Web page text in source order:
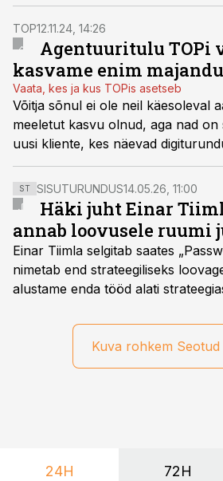
TOP12.11.24, 14:26
Agentuuritulu TOPi
kasvame enim
Vaata, kes ja kus TOPis asetseb
Võitja sõnul ei ole neil käesoleval
meeletut kasvu olnud, aga nad on
uusi kliente, kes näevad
müügitulemusi hoida või turuosa
ST SISUTURUNDUS14.05.26, 11:00
Häki juht Einar
annab loovusele ruumi
Einar Tiimla selgitab saates
nimetab end strateegiliseks
alustame enda tööd alati
hakkab alles esimeste visuaalide
ta tegelikult tahab.Kuva rohkem Seotud
24H 72H